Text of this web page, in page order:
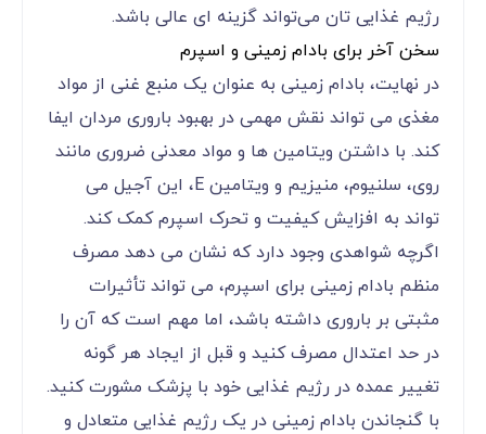
رژیم غذایی‌ تان می‌تواند گزینه‌ ای عالی باشد.
سخن آخر برای بادام زمینی و اسپرم
در نهایت، بادام زمینی به عنوان یک منبع غنی از مواد
مغذی می ‌تواند نقش مهمی در بهبود باروری مردان ایفا
کند. با داشتن ویتامین‌ ها و مواد معدنی ضروری مانند
روی، سلنیوم، منیزیم و ویتامین E، این آجیل می
‌تواند به افزایش کیفیت و تحرک اسپرم کمک کند.
اگرچه شواهدی وجود دارد که نشان می‌ دهد مصرف
منظم بادام زمینی برای اسپرم، می ‌تواند تأثیرات
مثبتی بر باروری داشته باشد، اما مهم است که آن را
در حد اعتدال مصرف کنید و قبل از ایجاد هر گونه
تغییر عمده در رژیم غذایی خود با پزشک مشورت کنید.
با گنجاندن بادام زمینی در یک رژیم غذایی متعادل و